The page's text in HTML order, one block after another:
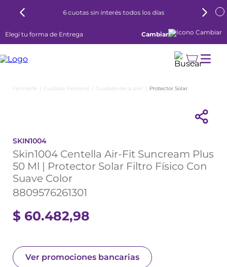
6 cuotas sin interés todos los días
Elegí tu forma de Entrega Cambiar
Cuidado Personal Cuidado de la piel Protector Solar
SKIN1004
Skin1004 Centella Air-Fit Suncream Plus
50 Ml | Protector Solar Filtro Físico Con
Suave Color
8809576261301
$ 60.482,98
Ver promociones bancarias